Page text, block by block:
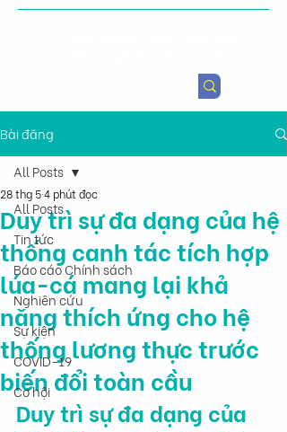
Bài đăng
All Posts
Tin tức
Báo cáo Chính sách
Nghiên cứu
Sự kiện
COVID-19
Cơ hội
All Posts
Duy trì sự đa dạng của hệ
thống canh tác tích hợp
lúa-cá mang lại khả
năng thích ứng cho hệ
thống lương thực trước
biến đổi toàn cầu
28 thg 54 phút đọc
Duy trì sự đa dạng của